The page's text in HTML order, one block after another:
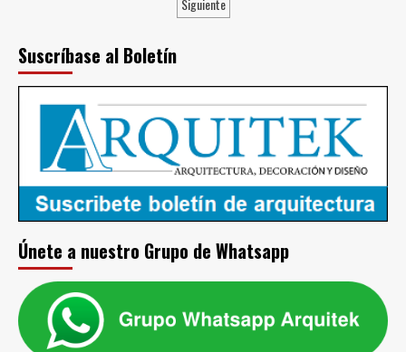
funcional
entradas
Siguiente
Suscríbase al Boletín
Únete a nuestro Grupo de Whatsapp